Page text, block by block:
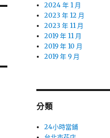
2024 年 1 月
2023 年 12 月
2023 年 11 月
2019 年 11 月
2019 年 10 月
2019 年 9 月
分類
24小時當鋪